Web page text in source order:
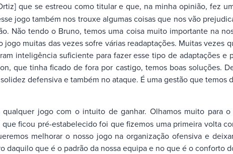
que se estreou como titular e que, na minha opinião, fez
jogo também nos trouxe algumas coisas que nos vão
Não tendo o Bruno, temos uma coisa muito importante na
muitas das vezes sofre várias readaptações. Muitas vezes
inteligência suficiente para fazer esse tipo de adaptações
que tinha ficado de fora por castigo, temos boas soluções.
defensiva e também no ataque. É uma gestão que
qualquer jogo com o intuito de ganhar. Olhamos muito
ficou pré-estabelecido foi que fizemos uma primeira volta
melhorar o nosso jogo na organização ofensiva e
que é o padrão da nossa equipa e no que é o conforto